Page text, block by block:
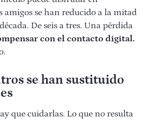
amigos se han reducido a la mitad
De seis a tres. Una pérdida
con el contacto digital.
se han sustituido
que cuidarlas. Lo que no resulta